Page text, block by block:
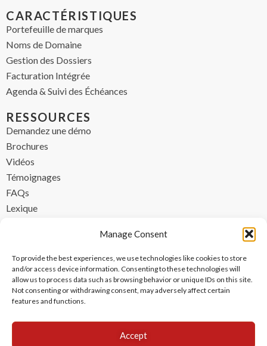
Manage Consent
To provide the best experiences, we use technologies like cookies to store
and/or access device information. Consenting to these technologies will
allow us to process data such as browsing behavior or unique IDs on this site.
Not consenting or withdrawing consent, may adversely affect certain
features and functions.
Accept
CARACTÉRISTIQUES
Portefeuille de marques
Noms de Domaine
Gestion des Dossiers
Facturation Intégrée
Agenda & Suivi des Échéances
RESSOURCES
Demandez une démo
Brochures
Vidéos
Témoignages
FAQs
Lexique
FR +33 (0) 1 84 17 45 32
UK +44 (0) 203 445 0535